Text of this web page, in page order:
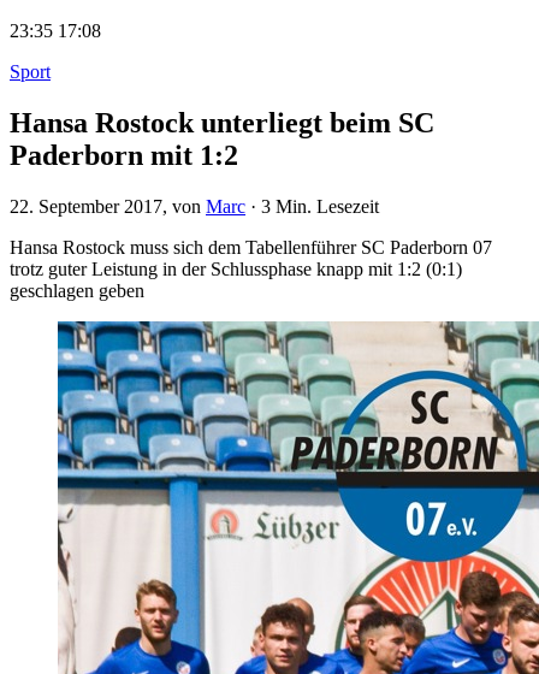
23:35 17:08
Sport
Hansa Rostock unterliegt beim SC
Paderborn mit 1:2
22. September 2017, von Marc · 3 Min. Lesezeit
Hansa Rostock muss sich dem Tabellenführer SC Paderborn 07
trotz guter Leistung in der Schlussphase knapp mit 1:2 (0:1)
geschlagen geben